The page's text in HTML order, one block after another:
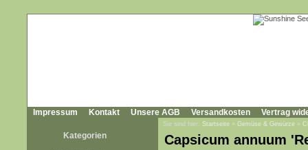
Impressum Kontakt Unsere AGB Versandkosten Vertrag
Kategorien
Sie sind hier: Startseite » Gemüse & Gewürze »
Capsicum annuum